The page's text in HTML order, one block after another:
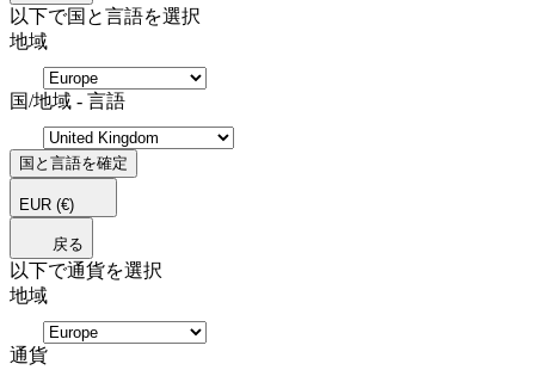
以下で国と言語を選択
地域
国/地域 - 言語
国と言語を確定
EUR (€)
戻る
以下で通貨を選択
地域
通貨